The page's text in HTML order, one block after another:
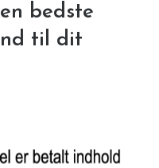
bedste
til dit